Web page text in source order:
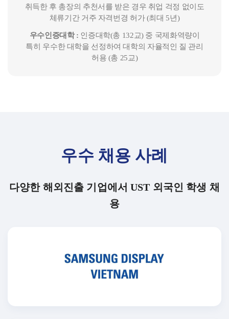
취득한 후 총장의 추천서를 받은 경우 취업 걱정 없이도
체류기간 거주 자격번경 허가 (최대 5년)
우수인증대학 : 인증대학(총 132교) 중 국제화역량이
특히 우수한 대학을 선정하여 대학의 자율적인 질 관리
허용 (총 25교)
우수 채용 사례
다양한 해외진출 기업에서 UST 외국인 학생 채
용